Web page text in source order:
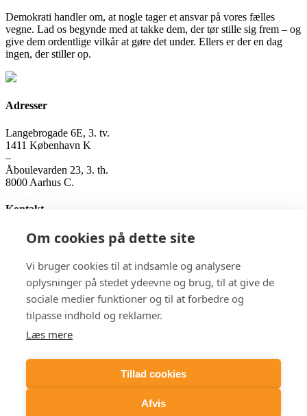
Om cookies på dette site
Vi bruger cookies til at indsamle og analysere
oplysninger på stedet ydeevne og brug, til at give de
sociale medier funktioner og til at forbedre og
tilpasse indhold og reklamer.
Læs mere
Tillad cookies
Afvis
Demokrati handler om, at nogle tager et ansvar på vores fælles
vegne. Lad os begynde med at takke dem, der tør stille sig frem – og
give dem ordentlige vilkår at gøre det under. Ellers er der en dag
ingen, der stiller op.
Adresser
Langebrogade 6E, 3. tv.
1411 København K
–
Åboulevarden 23, 3. th.
8000 Aarhus C.
Kontakt
Genitor ApS
kontakt@genitor.dk
CVR-nummer: 3552 4258
Følg os på LinkedIn